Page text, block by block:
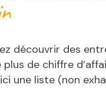
découvrir des
de chiffre
une liste (non